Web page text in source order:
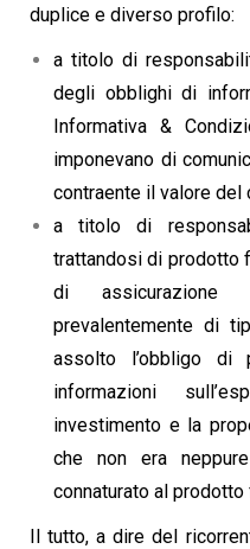
duplice e diverso profilo:
a titolo di
degli obblighi di
Informativa &
imponevano di
contraente il valore del
a titolo di
trattandosi di prodotto
di
prevalentemente di
assolto l’obbligo di
informazioni
investimento e la
che non era
connaturato al prodotto
Il tutto, a dire del